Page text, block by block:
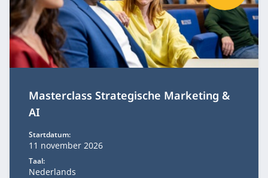
Masterclass Strategische Marketing &
AI
Startdatum:
11 november 2026
Taal:
Nederlands